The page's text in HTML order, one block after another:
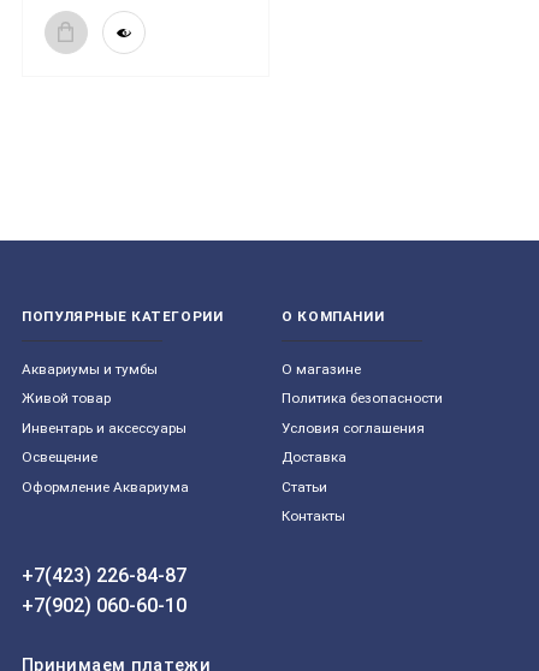
ПОПУЛЯРНЫЕ КАТЕГОРИИ
Aквариумы и тумбы
Живой товар
Инвентарь и аксессуары
Освещение
Оформление Аквариума
О КОМПАНИИ
О магазине
Политика безопасности
Условия соглашения
Доставка
Статьи
Контакты
+7(423) 226-84-87
+7(902) 060-60-10
Принимаем платежи